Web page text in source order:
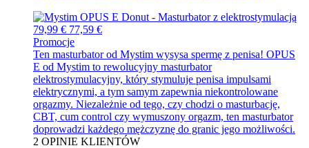
79,99 € 77,59 €
Promocje
Ten masturbator od Mystim wysysa spermę z penisa! OPUS
E od Mystim to rewolucyjny masturbator
elektrostymulacyjny, który stymuluje penisa impulsami
elektrycznymi, a tym samym zapewnia niekontrolowane
orgazmy. Niezależnie od tego, czy chodzi o masturbację,
CBT, cum control czy wymuszony orgazm, ten masturbator
doprowadzi każdego mężczyznę do granic jego możliwości.
2 OPINIE KLIENTÓW